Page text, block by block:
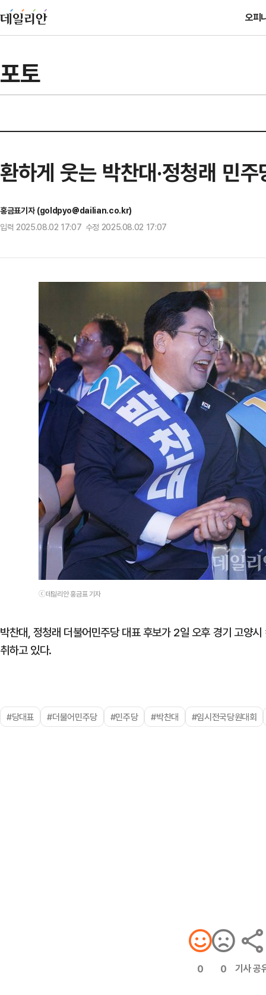
오피
포토
환하게 웃는 박찬대·정청래 민
홍금표기자 (goldpyo@dailian.co.kr)
입력 2025.08.02 17:07 수정 2025.08.02 17:07
ⓒ데일리안 홍금표 기자
박찬대, 정청래 더불어민주당 대표 후보가 2일 오후 경기 고양
취하고 있다.
#당대표 #더불어민주당 #민주당 #박찬대 #임시전국당원대회
0 0 기사 공